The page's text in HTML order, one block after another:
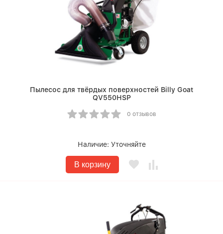
Пылесос для твёрдых поверхностей Billy Goat
QV550HSP
0 отзывов
Наличие: Уточняйте
В корзину